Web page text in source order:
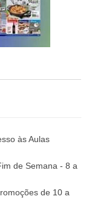
às Aulas
de Semana - 8 a
de 10 a